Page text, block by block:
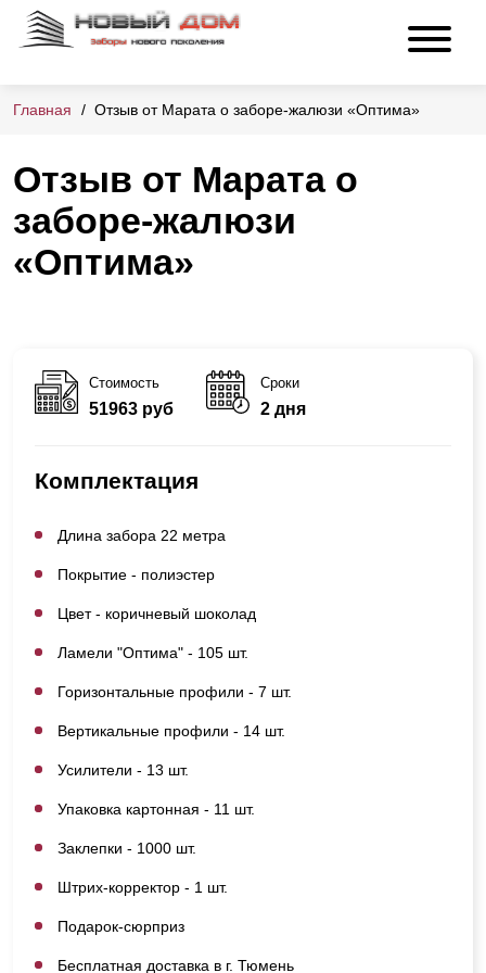
Главная Отзыв от Марата о заборе-жалюзи «Оптима»
Отзыв от Марата о
заборе-жалюзи
«Оптима»
Стоимость
51963 руб
Сроки
2 дня
Комплектация
Длина забора 22 метра
Покрытие - полиэстер
Цвет - коричневый шоколад
Ламели "Оптима" - 105 шт.
Горизонтальные профили - 7 шт.
Вертикальные профили - 14 шт.
Усилители - 13 шт.
Упаковка картонная - 11 шт.
Заклепки - 1000 шт.
Штрих-корректор - 1 шт.
Подарок-сюрприз
Бесплатная доставка в г. Тюмень